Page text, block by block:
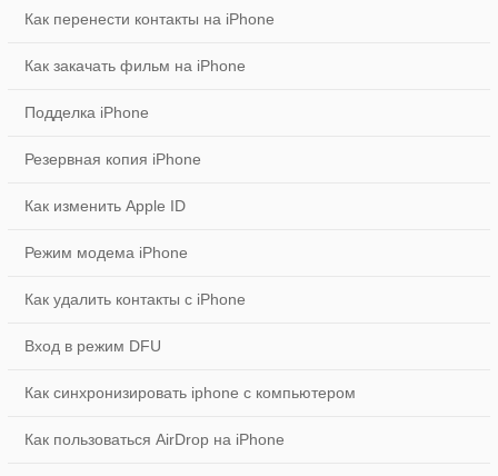
Как перенести контакты на iPhone
Как закачать фильм на iPhone
Подделка iPhone
Резервная копия iPhone
Как изменить Apple ID
Режим модема iPhone
Как удалить контакты с iPhone
Вход в режим DFU
Как синхронизировать iphone с компьютером
Как пользоваться AirDrop на iPhone